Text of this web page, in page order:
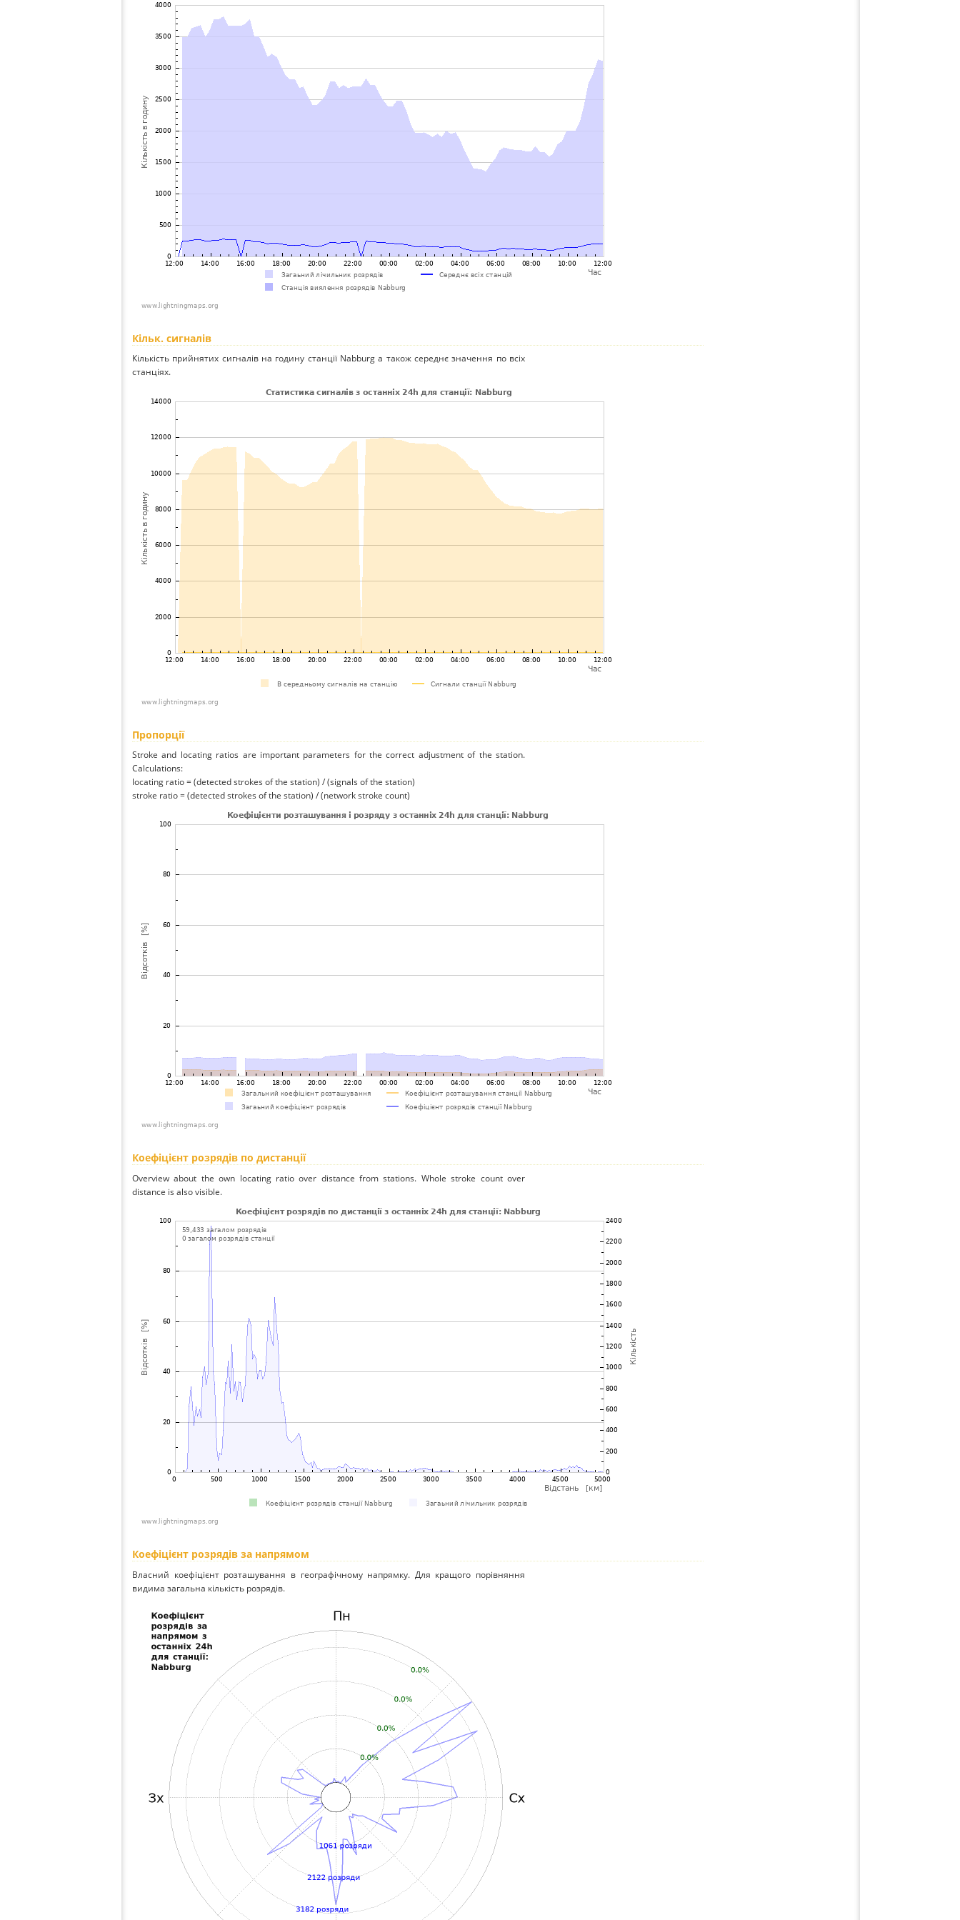
Кільк. сигналів
Кількість прийнятих сигналів на годину станції Nabburg а також середнє значення по всіх
станціях.
Пропорції
Stroke and locating ratios are important parameters for the correct adjustment of the station.
Calculations:
locating ratio = (detected strokes of the station) / (signals of the station)
stroke ratio = (detected strokes of the station) / (network stroke count)
Коефіцієнт розрядів по дистанції
Overview about the own locating ratio over distance from stations. Whole stroke count over
distance is also visible.
Коефіцієнт розрядів за напрямом
Власний коефіцієнт розташування в географічному напрямку. Для кращого порівняння
видима загальна кількість розрядів.